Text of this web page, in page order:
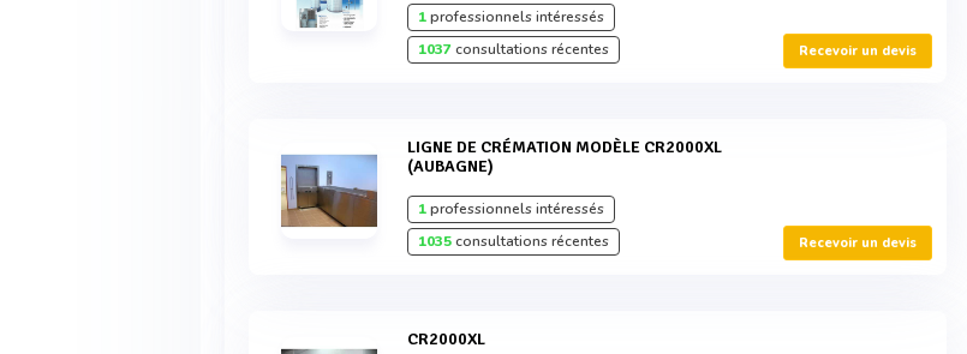
1professionnels intéressés
1037consultations récentes Recevoir un devis
LIGNE DE CRÉMATION MODÈLE CR2000XL
(AUBAGNE)
1professionnels intéressés
1035consultations récentes Recevoir un devis
CR2000XL